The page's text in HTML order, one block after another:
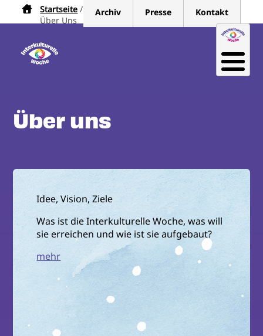
Direkt
Pfadnavigation
Startseite
Über Uns
Archiv Presse Kontakt
Über uns
Idee, Vision, Ziele
Was ist die Interkulturelle Woche, was will
sie erreichen und wie ist sie aufgebaut?
mehr